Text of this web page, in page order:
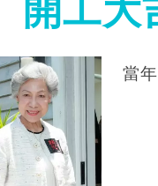
開工大
當